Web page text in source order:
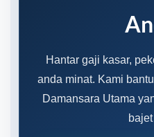
Hantar gaji kasar,
anda minat. Kami
Damansara Utama